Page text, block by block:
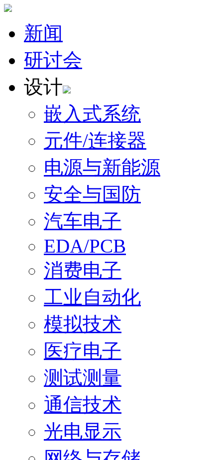
新闻
研讨会
设计
嵌入式系统
元件/连接器
电源与新能源
安全与国防
汽车电子
EDA/PCB
消费电子
工业自动化
模拟技术
医疗电子
测试测量
通信技术
光电显示